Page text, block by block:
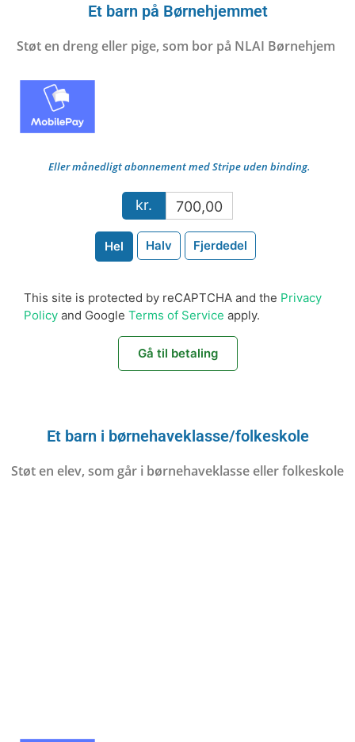
Et barn på Børnehjemmet
Støt en dreng eller pige, som bor på NLAI Børnehjem
Eller månedligt abonnement med Stripe uden binding.
kr. 700,00
Hel Halv Fjerdedel
This site is protected by reCAPTCHA and the Privacy
Policy and Google Terms of Service apply.
Gå til betaling
Et barn i børnehaveklasse/folkeskole
Støt en elev, som går i børnehaveklasse eller folkeskole